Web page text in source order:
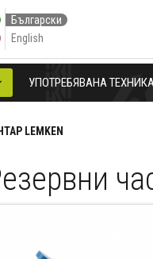
УПОТРЕБЯВАНА
Български
English
LEMKEN